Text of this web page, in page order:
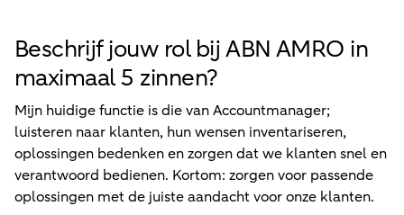
Beschrijf jouw rol bij ABN AMRO in
maximaal 5 zinnen?
Mijn huidige functie is die van Accountmanager;
luisteren naar klanten, hun wensen inventariseren,
oplossingen bedenken en zorgen dat we klanten snel en
verantwoord bedienen. Kortom: zorgen voor passende
oplossingen met de juiste aandacht voor onze klanten.